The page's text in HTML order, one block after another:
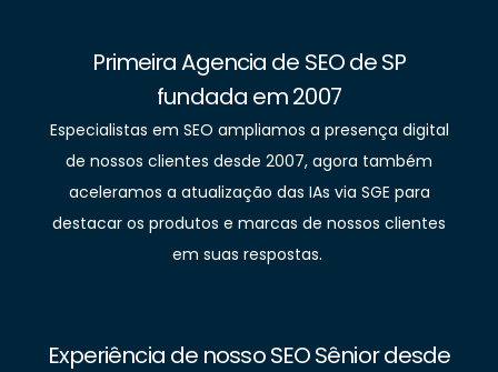
Primeira Agencia de SEO de SP
fundada em 2007
Especialistas em SEO ampliamos a presença digital
de nossos clientes desde 2007, agora também
aceleramos a atualização das IAs via SGE para
destacar os produtos e marcas de nossos clientes
em suas respostas.
Experiência de nosso SEO Sênior desde